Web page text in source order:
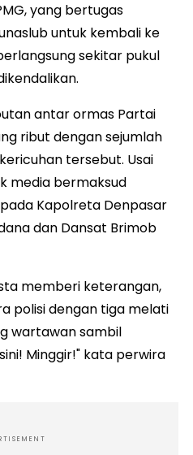
yang bertugas
untuk kembali ke
sekitar pukul
antar ormas Partai
ribut dengan sejumlah
tersebut. Usai
media bermaksud
Kapolreta Denpasar
dan Dansat Brimob
memberi keterangan,
polisi dengan tiga melati
wartawan sambil
Minggir!" kata perwira